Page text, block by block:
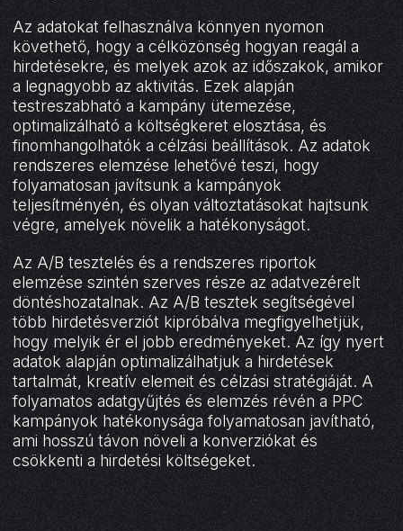
Az adatokat felhasználva könnyen nyomon
követhető, hogy a célközönség hogyan reagál a
hirdetésekre, és melyek azok az időszakok, amikor
a legnagyobb az aktivitás. Ezek alapján
testreszabható a kampány ütemezése,
optimalizálható a költségkeret elosztása, és
finomhangolhatók a célzási beállítások. Az adatok
rendszeres elemzése lehetővé teszi, hogy
folyamatosan javítsunk a kampányok
teljesítményén, és olyan változtatásokat hajtsunk
végre, amelyek növelik a hatékonyságot.
Az A/B tesztelés és a rendszeres riportok
elemzése szintén szerves része az adatvezérelt
döntéshozatalnak. Az A/B tesztek segítségével
több hirdetésverziót kipróbálva megfigyelhetjük,
hogy melyik ér el jobb eredményeket. Az így nyert
adatok alapján optimalizálhatjuk a hirdetések
tartalmát, kreatív elemeit és célzási stratégiáját. A
folyamatos adatgyűjtés és elemzés révén a PPC
kampányok hatékonysága folyamatosan javítható,
ami hosszú távon növeli a konverziókat és
csökkenti a hirdetési költségeket.